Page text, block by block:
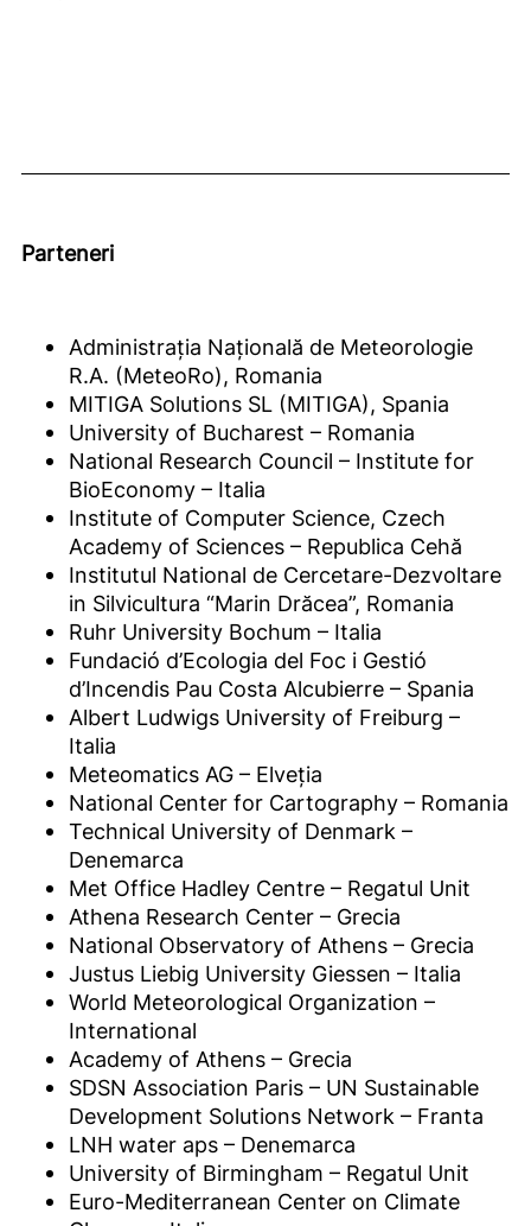
Parteneri
Administraţia Naţională de Meteorologie
R.A. (MeteoRo), Romania
MITIGA Solutions SL (MITIGA), Spania
University of Bucharest – Romania
National Research Council – Institute for
BioEconomy – Italia
Institute of Computer Science, Czech
Academy of Sciences – Republica Cehă
Institutul National de Cercetare-Dezvoltare
in Silvicultura “Marin Drăcea”, Romania
Ruhr University Bochum – Italia
Fundació d’Ecologia del Foc i Gestió
d’Incendis Pau Costa Alcubierre – Spania
Albert Ludwigs University of Freiburg –
Italia
Meteomatics AG – Elveția
National Center for Cartography – Romania
Technical University of Denmark –
Denemarca
Met Office Hadley Centre – Regatul Unit
Athena Research Center – Grecia
National Observatory of Athens – Grecia
Justus Liebig University Giessen – Italia
World Meteorological Organization –
International
Academy of Athens – Grecia
SDSN Association Paris – UN Sustainable
Development Solutions Network – Franta
LNH water aps – Denemarca
University of Birmingham – Regatul Unit
Euro-Mediterranean Center on Climate